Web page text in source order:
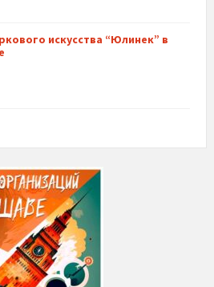
искусства “Юлинек” в